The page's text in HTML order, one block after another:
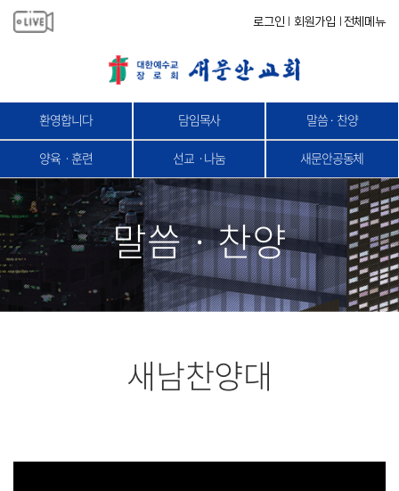
로그인 회원가입 전체메뉴
환영합니다 담임목사 말씀 · 찬양
양육ㆍ훈련 선교ㆍ나눔 새문안공동체
말씀 · 찬양
새남찬양대